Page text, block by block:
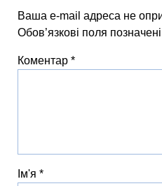
Ваша e-mail адреса не
Обов’язкові поля позначені
Коментар *
Ім'я *